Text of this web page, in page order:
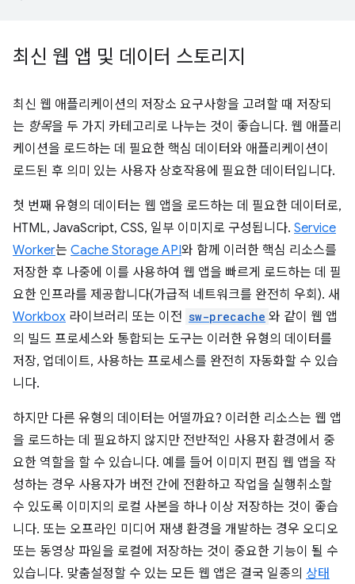
최신 웹 앱 및 데이터 스토리지
최신 웹 애플리케이션의 저장소 요구사항을 고려할 때 저장되
는 항목을 두 가지 카테고리로 나누는 것이 좋습니다. 웹 애플리
케이션을 로드하는 데 필요한 핵심 데이터와 애플리케이션이
로드된 후 의미 있는 사용자 상호작용에 필요한 데이터입니다.
첫 번째 유형의 데이터는 웹 앱을 로드하는 데 필요한 데이터로,
HTML, JavaScript, CSS, 일부 이미지로 구성됩니다. Service
Worker는 Cache Storage API와 함께 이러한 핵심 리소스를
저장한 후 나중에 이를 사용하여 웹 앱을 빠르게 로드하는 데 필
요한 인프라를 제공합니다(가급적 네트워크를 완전히 우회). 새
Workbox 라이브러리 또는 이전 sw-precache 와 같이 웹 앱
의 빌드 프로세스와 통합되는 도구는 이러한 유형의 데이터를
저장, 업데이트, 사용하는 프로세스를 완전히 자동화할 수 있습
니다.
하지만 다른 유형의 데이터는 어떨까요? 이러한 리소스는 웹 앱
을 로드하는 데 필요하지 않지만 전반적인 사용자 환경에서 중
요한 역할을 할 수 있습니다. 예를 들어 이미지 편집 웹 앱을 작
성하는 경우 사용자가 버전 간에 전환하고 작업을 실행취소할
수 있도록 이미지의 로컬 사본을 하나 이상 저장하는 것이 좋습
니다. 또는 오프라인 미디어 재생 환경을 개발하는 경우 오디오
또는 동영상 파일을 로컬에 저장하는 것이 중요한 기능이 될 수
있습니다. 맞춤설정할 수 있는 모든 웹 앱은 결국 일종의 상태